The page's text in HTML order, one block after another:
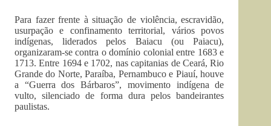
Para fazer frente à situação de violência, escravidão,
usurpação e confinamento territorial, vários povos
indígenas, liderados pelos Baiacu (ou Paiacu),
organizaram-se contra o domínio colonial entre 1683 e
1713. Entre 1694 e 1702, nas capitanias de Ceará, Rio
Grande do Norte, Paraíba, Pernambuco e Piauí, houve
a “Guerra dos Bárbaros”, movimento indígena de
vulto, silenciado de forma dura pelos bandeirantes
paulistas.